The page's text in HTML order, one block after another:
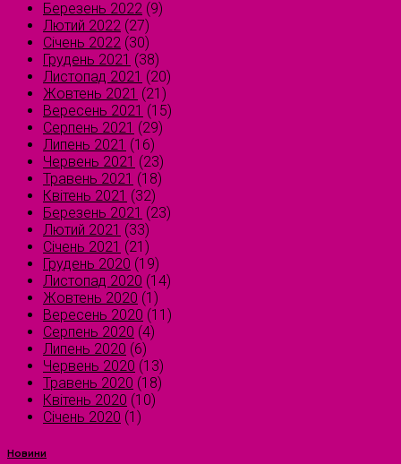
Березень 2022 (9)
Лютий 2022 (27)
Січень 2022 (30)
Грудень 2021 (38)
Листопад 2021 (20)
Жовтень 2021 (21)
Вересень 2021 (15)
Серпень 2021 (29)
Липень 2021 (16)
Червень 2021 (23)
Травень 2021 (18)
Квітень 2021 (32)
Березень 2021 (23)
Лютий 2021 (33)
Січень 2021 (21)
Грудень 2020 (19)
Листопад 2020 (14)
Жовтень 2020 (1)
Вересень 2020 (11)
Серпень 2020 (4)
Липень 2020 (6)
Червень 2020 (13)
Травень 2020 (18)
Квітень 2020 (10)
Січень 2020 (1)
Новини